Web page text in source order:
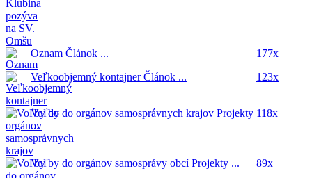
Oznam Článok ...
177x
Veľkoobjemný kontajnerČlánok ... 123x
Voľby do orgánov samosprávnych krajov Projekty
...
118x
Voľby do orgánov samosprávy obcíProjekty ... 89x